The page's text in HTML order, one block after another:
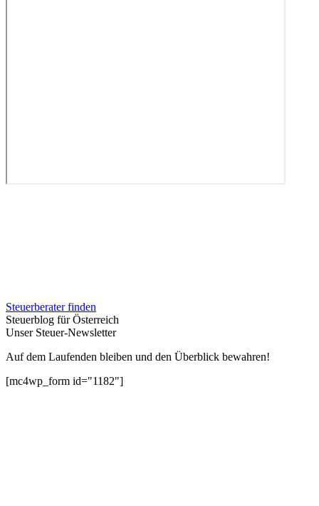
Steuerberater finden
Steuerblog für Österreich
Unser Steuer-Newsletter
Auf dem Laufenden bleiben und den Überblick bewahren!
[mc4wp_form id="1182"]